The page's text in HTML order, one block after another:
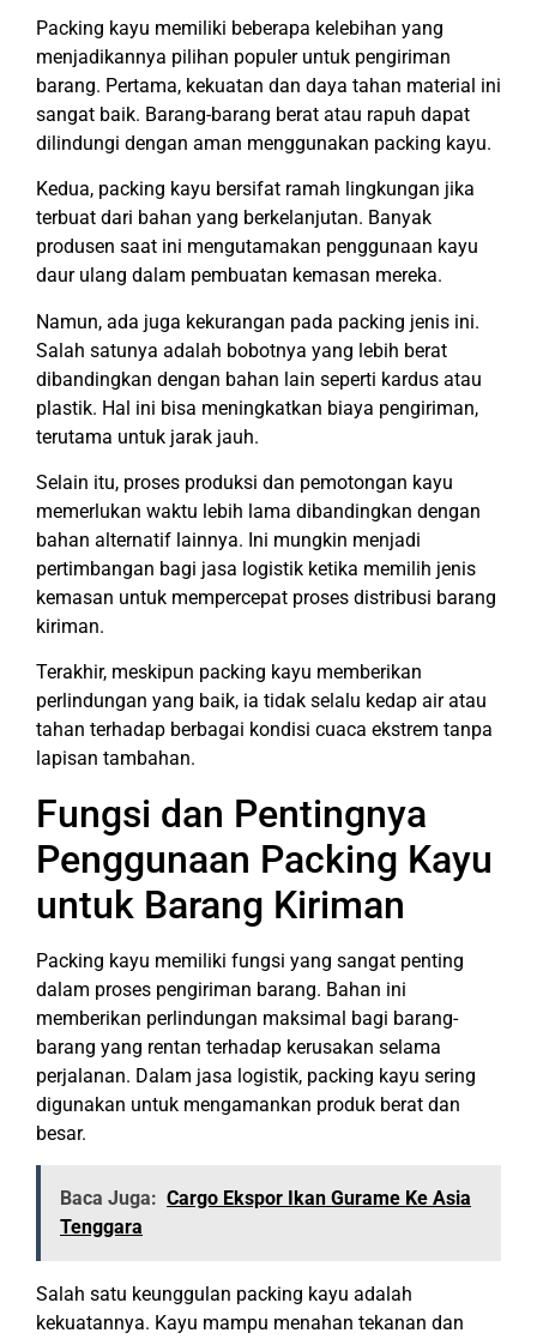
Packing kayu memiliki beberapa kelebihan yang
menjadikannya pilihan populer untuk pengiriman
barang. Pertama, kekuatan dan daya tahan material ini
sangat baik. Barang-barang berat atau rapuh dapat
dilindungi dengan aman menggunakan packing kayu.
Kedua, packing kayu bersifat ramah lingkungan jika
terbuat dari bahan yang berkelanjutan. Banyak
produsen saat ini mengutamakan penggunaan kayu
daur ulang dalam pembuatan kemasan mereka.
Namun, ada juga kekurangan pada packing jenis ini.
Salah satunya adalah bobotnya yang lebih berat
dibandingkan dengan bahan lain seperti kardus atau
plastik. Hal ini bisa meningkatkan biaya pengiriman,
terutama untuk jarak jauh.
Selain itu, proses produksi dan pemotongan kayu
memerlukan waktu lebih lama dibandingkan dengan
bahan alternatif lainnya. Ini mungkin menjadi
pertimbangan bagi jasa logistik ketika memilih jenis
kemasan untuk mempercepat proses distribusi barang
kiriman.
Terakhir, meskipun packing kayu memberikan
perlindungan yang baik, ia tidak selalu kedap air atau
tahan terhadap berbagai kondisi cuaca ekstrem tanpa
lapisan tambahan.
Fungsi dan Pentingnya
Penggunaan Packing Kayu
untuk Barang Kiriman
Packing kayu memiliki fungsi yang sangat penting
dalam proses pengiriman barang. Bahan ini
memberikan perlindungan maksimal bagi barang-
barang yang rentan terhadap kerusakan selama
perjalanan. Dalam jasa logistik, packing kayu sering
digunakan untuk mengamankan produk berat dan
besar.
Baca Juga: Cargo Ekspor Ikan Gurame Ke Asia
Tenggara
Salah satu keunggulan packing kayu adalah
kekuatannya. Kayu mampu menahan tekanan dan